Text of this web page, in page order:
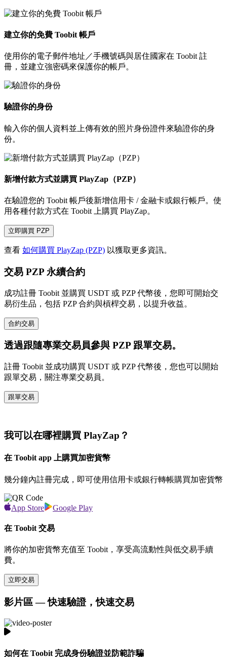
建立你的免費 Toobit 帳戶
使用你的電子郵件地址／手機號碼與居住國家在 Toobit 註
冊，並建立強密碼來保護你的帳戶。
驗證你的身份
輸入你的個人資料並上傳有效的照片身份證件來驗證你的身
份。
新增付款方式並購買 PlayZap（PZP）
在驗證您的 Toobit 帳戶後新增信用卡 / 金融卡或銀行帳戶。使
用各種付款方式在 Toobit 上購買 PlayZap。
立即購買 PZP
查看 如何購買 PlayZap (PZP) 以獲取更多資訊。
交易 PZP 永續合約
成功註冊 Toobit 並購買 USDT 或 PZP 代幣後，您即可開始交
易衍生品，包括 PZP 合約與槓桿交易，以提升收益。
合約交易
透過跟隨專業交易員參與 PZP 跟單交易。
註冊 Toobit 並成功購買 USDT 或 PZP 代幣後，您也可以開始
跟單交易，關注專業交易員。
跟單交易
我可以在哪裡購買 PlayZap？
在 Toobit app 上購買加密貨幣
幾分鐘內註冊完成，即可使用信用卡或銀行轉帳購買加密貨幣
App Store Google Play
在 Toobit 交易
將你的加密貨幣充值至 Toobit，享受高流動性與低交易手續
費。
立即交易
影片區 — 快速驗證，快速交易
如何在 Toobit 完成身份驗證並防範詐騙